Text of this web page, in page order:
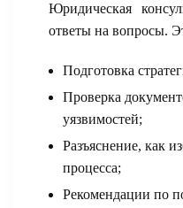
Юридическая
ответы на вопросы.
Подготовка
Проверка
уязвимостей;
Разъяснение, как
процесса;
Рекомендации по